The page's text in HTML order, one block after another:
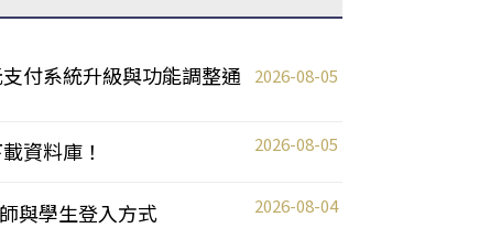
付系統升級與功能調整通
2026-08-05
資料庫！ 2026-08-05
與學生登入方式 2026-08-04